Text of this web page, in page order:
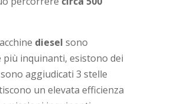
diesel sono
più inquinanti, esistono dei
aggiudicati 3 stelle
un elevata efficienza